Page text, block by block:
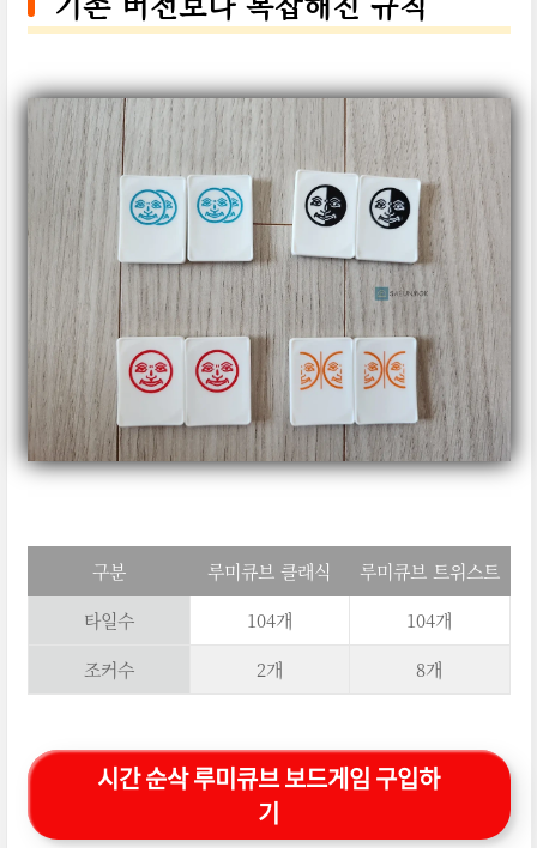
구분 루미큐브 클래식
루미큐브 트위스트
타일수
104개
104개
조커수
2개 8개
시간 순삭 루미큐브 보드게임 구입하
기